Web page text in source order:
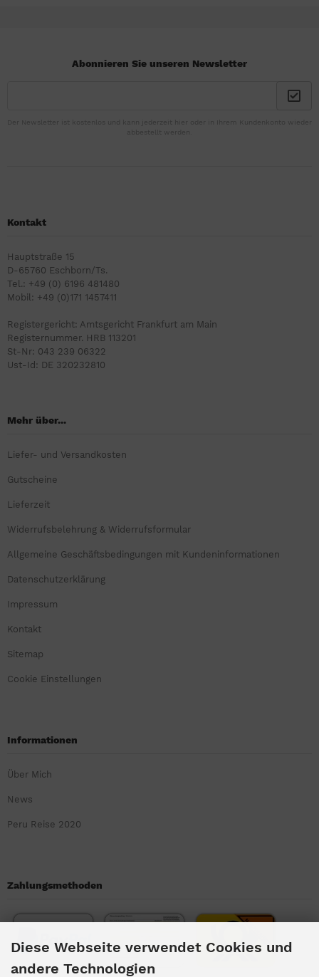
Abonnieren Sie unseren Newsletter
Der Newsletter ist kostenlos und kann jederzeit hier oder in Ihrem Kundenkonto wieder
abbestellt werden.
Kontakt
Hauptstraße 15
D-65760 Eschborn/Ts.
Tel.: +49 (0) 6196 481480
Mobil: +49 (0)171 1457411
Registergericht: Amtsgericht Frankfurt am Main
Registernummer. HRB 113201
St-Nr: 043 239 06322
Ust-Id: DE 320232810
Mehr über...
Liefer- und Versandkosten
Gutscheine
Lieferzeit
Widerrufsbelehrung & Widerrufsformular
Allgemeine Geschäftsbedingungen mit Kundeninformationen
Datenschutzerklärung
Impressum
Kontakt
Sitemap
Cookie Einstellungen
Informationen
Über Mich
News
Peru Reise 2020
Zahlungsmethoden
Diese Webseite verwendet Cookies und
andere Technologien